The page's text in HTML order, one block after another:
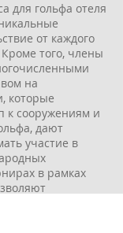
для гольфа отеля
от каждого
того, члены
на
которые
к сооружениям и
дают
участие в
в рамках